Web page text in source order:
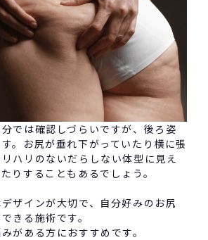
では確認しづらいですが、後ろ姿
。お尻が垂れ下がってい たり横に張
リハリのないだらしない体型に見え
りすることもあるでしょう。
ザインが大切で、自分好みのお尻
きる施術です。
がある方におすすめです。